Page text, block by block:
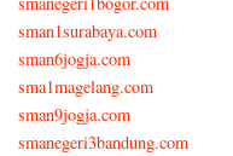
sman1surabaya.com
sman6jogja.com
sma1magelang.com
sman9jogja.com
smanegeri3bandung.com